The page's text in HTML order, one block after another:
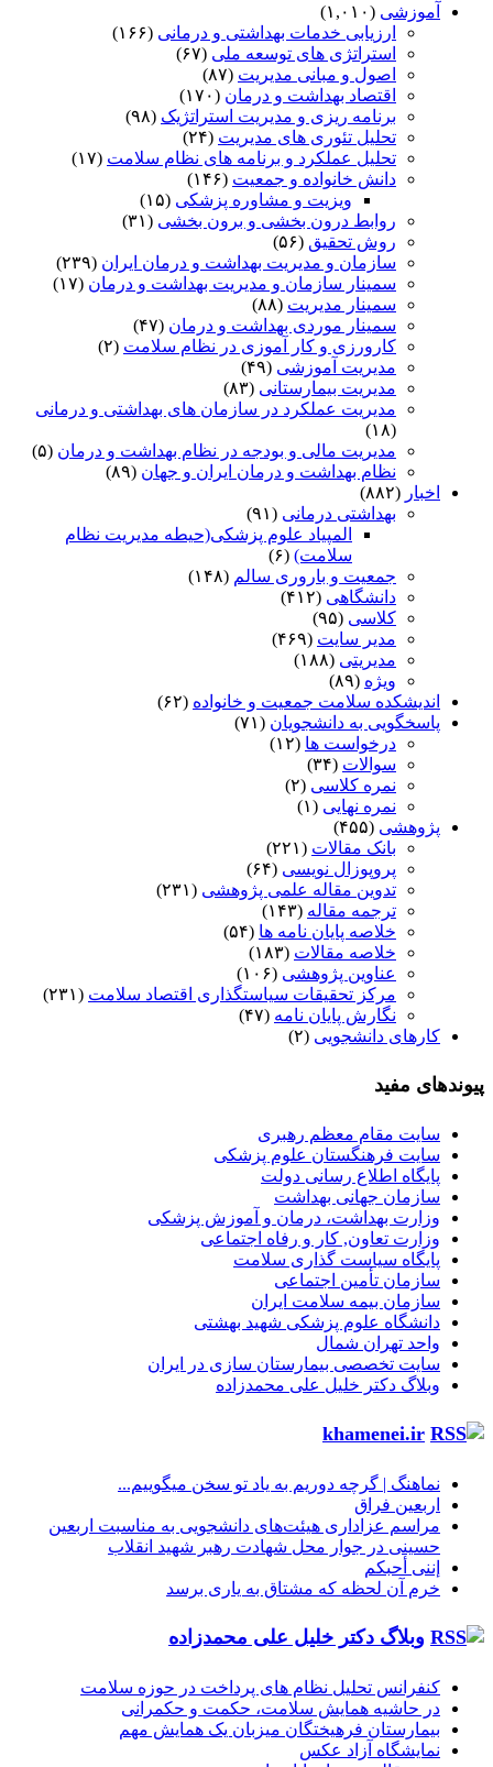
آموزشی (۱,۰۱۰)
ارزیابی خدمات بهداشتی و درمانی (۱۶۶)
استراتژی های توسعه ملی (۶۷)
اصول و مبانی مدیریت (۸۷)
اقتصاد بهداشت و درمان (۱۷۰)
برنامه ریزی و مدیریت استراتژیک (۹۸)
تحلیل تئوری های مدیریت (۲۴)
تحلیل عملکرد و برنامه های نظام سلامت (۱۷)
دانش خانواده و جمعیت (۱۴۶)
ویزیت و مشاوره پزشکی (۱۵)
روابط درون بخشی و برون بخشی (۳۱)
روش تحقیق (۵۶)
سازمان و مدیریت بهداشت و درمان ایران (۲۳۹)
سمینار سازمان و مدیریت بهداشت و درمان (۱۷)
سمینار مدیریت (۸۸)
سمینار موردی بهداشت و درمان (۴۷)
کارورزی و کار آموزی در نظام سلامت (۲)
مدیریت آموزشی (۴۹)
مدیریت بیمارستانی (۸۳)
مدیریت عملکرد در سازمان های بهداشتی و درمانی
(۱۸)
مدیریت مالی و بودجه در نظام بهداشت و درمان (۵)
نظام بهداشت و درمان ایران و جهان (۸۹)
اخبار (۸۸۲)
بهداشتی درمانی (۹۱)
المپیاد علوم پزشکی(حیطه مدیریت نظام
سلامت) (۶)
جمعیت و باروری سالم (۱۴۸)
دانشگاهی (۴۱۲)
کلاسی (۹۵)
مدیر سایت (۴۶۹)
مدیریتی (۱۸۸)
ویژه (۸۹)
اندیشکده سلامت جمعیت و خانواده (۶۲)
پاسخگویی به دانشجویان (۷۱)
درخواست ها (۱۲)
سوالات (۳۴)
نمره کلاسی (۲)
نمره نهایی (۱)
پژوهشی (۴۵۵)
بانک مقالات (۲۲۱)
پروپوزال نویسی (۶۴)
تدوین مقاله علمی پژوهشی (۲۳۱)
ترجمه مقاله (۱۴۳)
خلاصه پایان نامه ها (۵۴)
خلاصه مقالات (۱۸۳)
عناوین پژوهشی (۱۰۶)
مرکز تحقیقات سیاستگذاری اقتصاد سلامت (۲۳۱)
نگارش پایان نامه (۴۷)
کارهای دانشجویی (۲)
پیوندهای مفید
سایت مقام معظم رهبری
سایت فرهنگستان علوم پزشکی
پایگاه اطلاع رسانی دولت
سازمان جهانی بهداشت
وزارت بهداشت، درمان و آموزش پزشکی
وزارت تعاون, کار و رفاه اجتماعی
پایگاه سیاست گذاری سلامت
سازمان تأمین اجتماعی
سازمان بیمه سلامت ایران
دانشگاه علوم پزشکی شهید بهشتی
واحد تهران شمال
سایت تخصصی بیمارستان سازی در ایران
وبلاگ دکتر خلیل علی محمدزاده
khamenei.ir
نماهنگ |‌ گرچه دوریم به یاد تو سخن میگوییم...
اربعین فراق
مراسم عزاداری هیئت‌های دانشجویی به مناسبت اربعین
حسینی در جوار محل شهادت رهبر شهید انقلاب
إننی أحبکم
خرم آن لحظه که مشتاق به یاری برسد
وبلاگ دکتر خلیل علی محمدزاده
کنفرانس تحلیل نظام های پرداخت در حوزه سلامت
در حاشیه همایش سلامت، حکمت و حکمرانی
بیمارستان فرهیختگان میزبان یک همایش مهم
نمایشگاه آزاد عکس